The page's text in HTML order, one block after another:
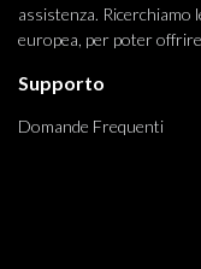
assistenza.
europea, per poter
Supporto
Domande Frequenti